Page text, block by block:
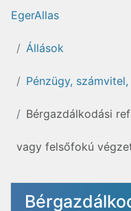
EgerAllas
Állások
Pénzügy,
Bérgazdálkodási
vagy felsőfokú